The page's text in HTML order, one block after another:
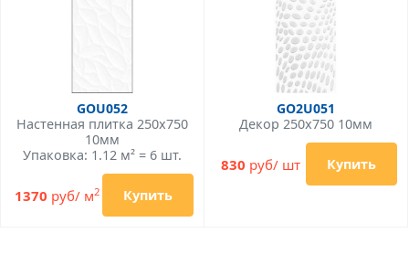
GOU052
Настенная плитка 250x750
10мм
Упаковка: 1.12 м² = 6 шт.
1370 руб/ м2 Купить
GO2U051
Декор 250x750 10мм
830 руб/ шт Купить